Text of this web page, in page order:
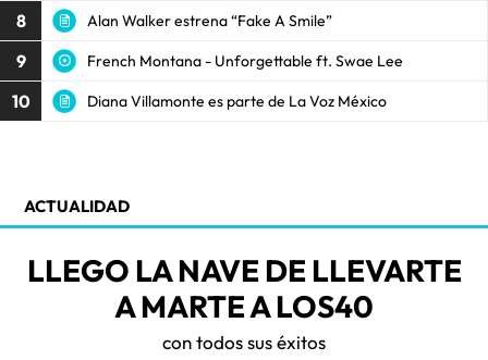
8 Alan Walker estrena “Fake A Smile”
9 French Montana - Unforgettable ft. Swae Lee
10 Diana Villamonte es parte de La Voz México
ACTUALIDAD
LLEGO LA NAVE DE LLEVARTE
A MARTE A LOS40
con todos sus éxitos